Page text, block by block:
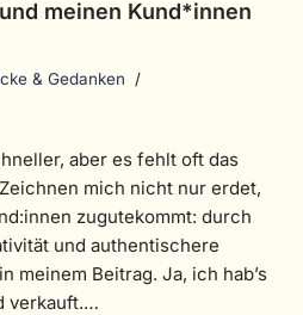
meinen Kund*innen
& Gedanken
aber es fehlt oft das
mich nicht nur erdet,
zugutekommt: durch
und authentischere
meinem Beitrag. Ja, ich hab’s
verkauft.…